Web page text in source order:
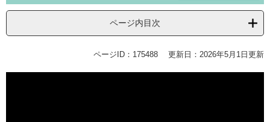
ページ内目次
ページID：175488 更新日：2026年5月1日更新